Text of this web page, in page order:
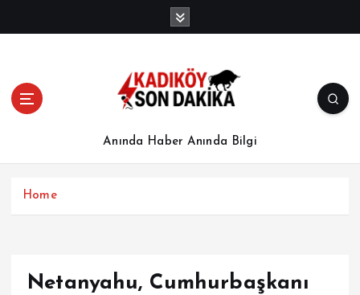
Anında Haber Anında Bilgi
Home
Netanyahu, Cumhurbaşkanı